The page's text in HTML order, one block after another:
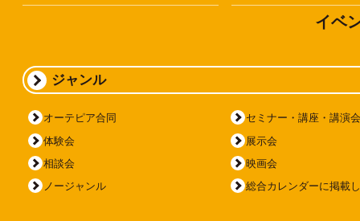
イベ
ジャンル
オーテピア合同
セミナー・講座・講演会
体験会
展示会
相談会
映画会
ノージャンル
総合カレンダーに掲載